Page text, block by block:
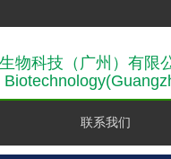
物科技（广州）有限
联系我们